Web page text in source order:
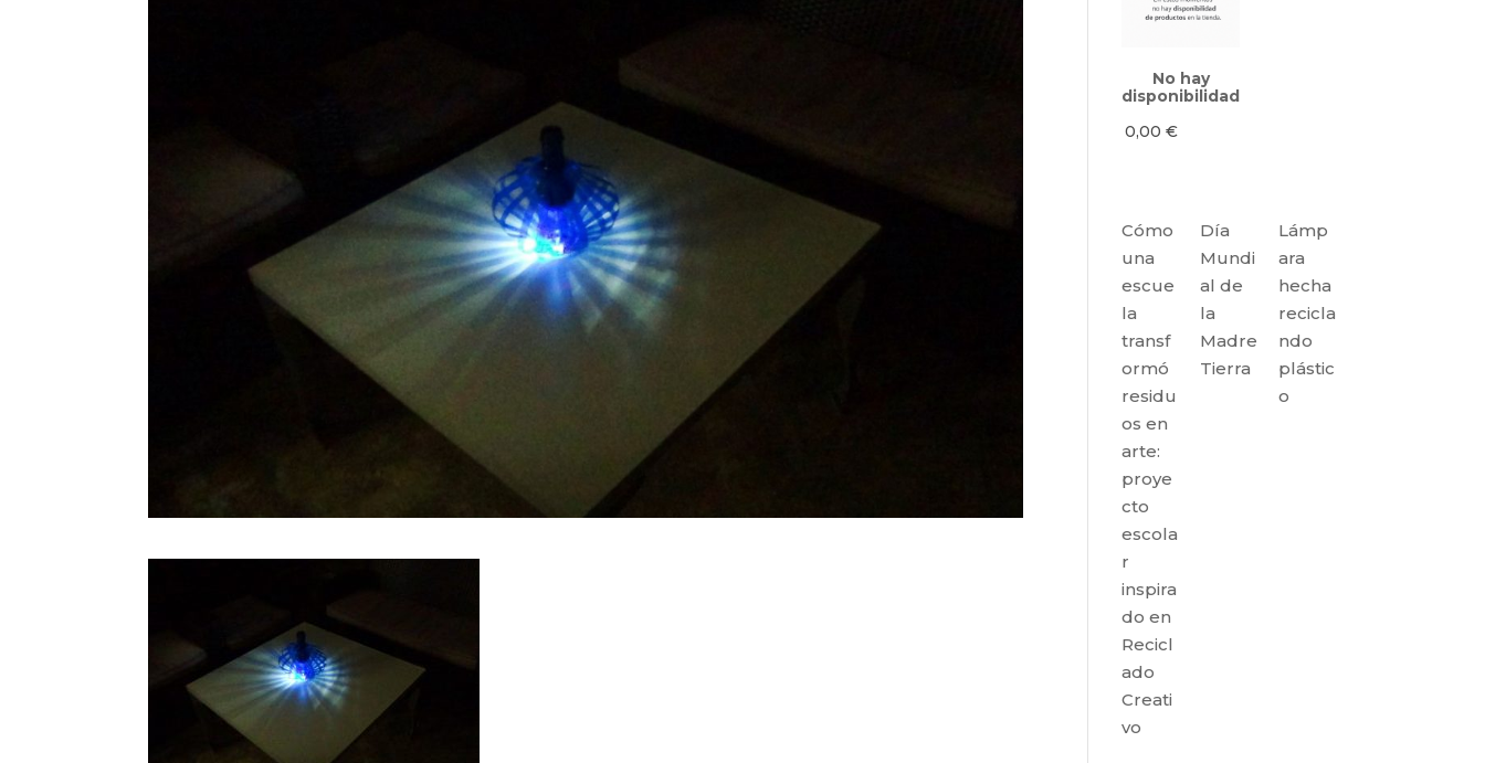
No hay
disponibilidad
0,00€
Cómo
una
escue
la
transf
ormó
residu
os en
arte:
proye
cto
escola
r
inspira
do en
Recicl
ado
Creati
vo
Día
Mundi
al de
la
Madre
Tierra
Lámp
ara
hecha
recicla
ndo
plástic
o